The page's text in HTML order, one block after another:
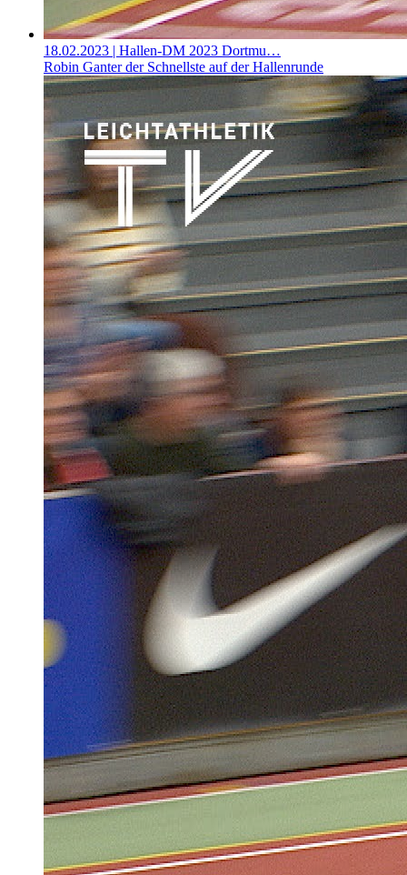
18.02.2023 | Hallen-DM 2023 Dortmu…
Robin Ganter der Schnellste auf der Hallenrunde